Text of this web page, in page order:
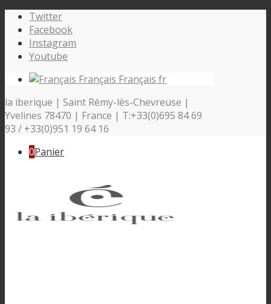
Twitter
Facebook
Instagram
Youtube
Français Français fr
la iberique | Saint Rémy-lès-Chevreuse |
Yvelines 78470 | France | T:+33(0)695 84 69
93 / +33(0)951 19 64 16
0Panier